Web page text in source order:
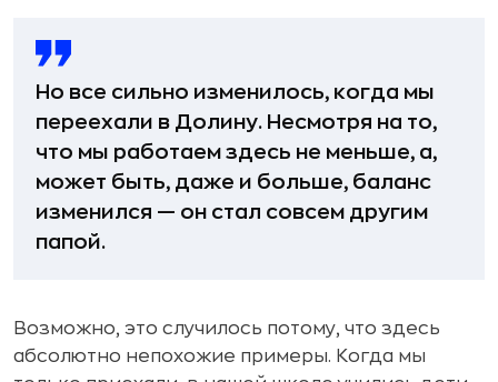
Но все сильно изменилось, когда мы
переехали в Долину. Несмотря на то,
что мы работаем здесь не меньше, а,
может быть, даже и больше, баланс
изменился — он стал совсем другим
папой.
Возможно, это случилось потому, что здесь
абсолютно непохожие примеры. Когда мы